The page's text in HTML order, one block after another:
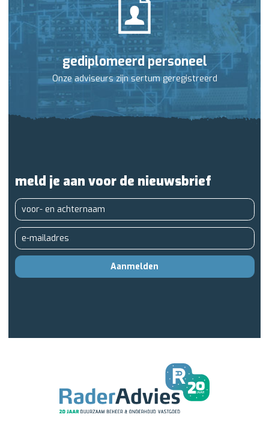
gediplomeerd personeel
Onze adviseurs zijn sertum geregistreerd
meld je aan voor de nieuwsbrief
Aanmelden